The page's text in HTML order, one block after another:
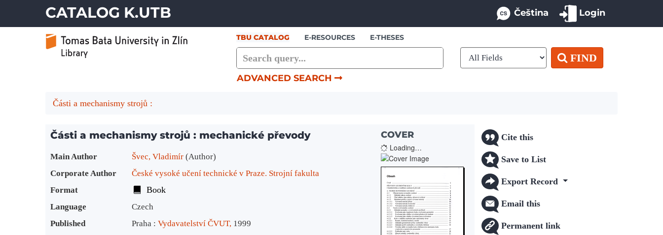
CATALOG K.UTB Čeština Login
TBU CATALOG E-RESOURCES E-THESES
FIND
ADVANCED SEARCH
Části a mechanismy strojů :
Části a mechanismy strojů : mechanické převody
Bibliographic Details
Main Author Švec, Vladimír (Author)
Corporate Author
České vysoké učení technické v Praze. Strojní fakulta
Format
Book
Language
Czech
Published
Praha : Vydavatelství ČVUT, 1999
COVER
Loading…
Cite this
Save to List
Export Record
Email this
Permanent link